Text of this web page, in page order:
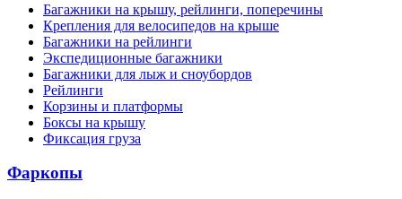
Багажники на крышу, рейлинги, поперечины
Крепления для велосипедов на крыше
Багажники на рейлинги
Экспедиционные багажники
Багажники для лыж и сноубордов
Рейлинги
Корзины и платформы
Боксы на крышу
Фиксация груза
Фаркопы